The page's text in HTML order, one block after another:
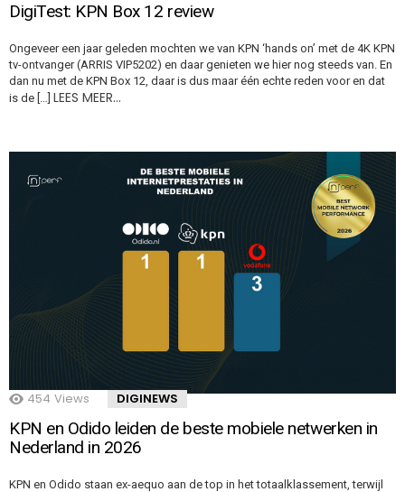
DigiTest: KPN Box 12 review
Ongeveer een jaar geleden mochten we van KPN ‘hands on’ met de 4K KPN
tv-ontvanger (ARRIS VIP5202) en daar genieten we hier nog steeds van. En
dan nu met de KPN Box 12, daar is dus maar één echte reden voor en dat
is de […] LEES MEER…
454 Views DIGINEWS
KPN en Odido leiden de beste mobiele netwerken in
Nederland in 2026
KPN en Odido staan ex-aequo aan de top in het totaalklassement, terwijl